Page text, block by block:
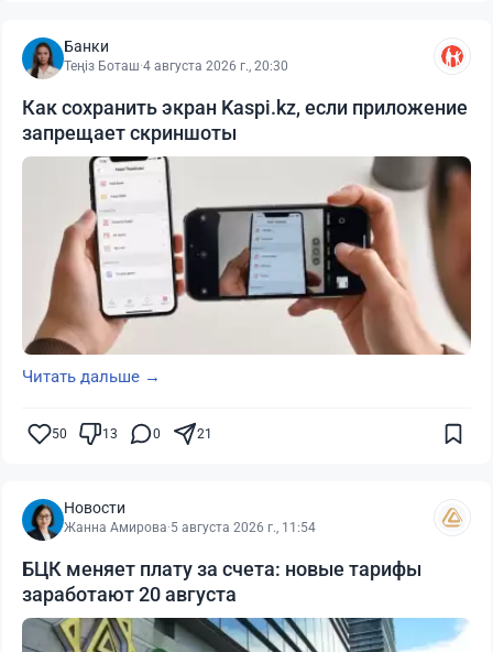
Банки
Теңіз Боташ·4 августа 2026 г., 20:30
Как сохранить экран Kaspi.kz, если приложение
запрещает скриншоты
Читать дальше →
50 13 0 21
Новости
Жанна Амирова·5 августа 2026 г., 11:54
БЦК меняет плату за счета: новые тарифы
заработают 20 августа